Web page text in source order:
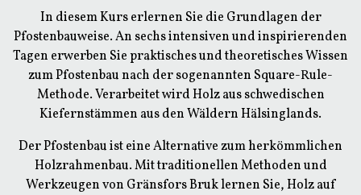
In diesem Kurs erlernen Sie die Grundlagen der
Pfostenbauweise. An sechs intensiven und inspirierenden
Tagen erwerben Sie praktisches und theoretisches Wissen
zum Pfostenbau nach der sogenannten Square-Rule-
Methode. Verarbeitet wird Holz aus schwedischen
Kiefernstämmen aus den Wäldern Hälsinglands.
Der Pfostenbau ist eine Alternative zum herkömmlichen
Holzrahmenbau. Mit traditionellen Methoden und
Werkzeugen von Gränsfors Bruk lernen Sie, Holz auf